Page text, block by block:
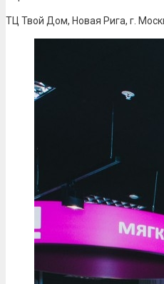
ТЦ Твой Дом, Новая Рига, г.